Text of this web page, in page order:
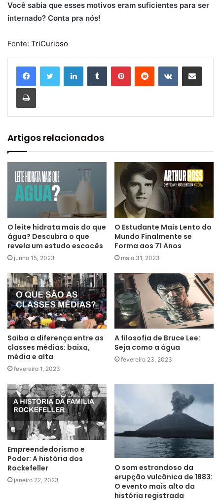
Você sabia que esses motivos eram suficientes para ser
internado? Conta pra nós!
Fonte: TriCurioso
Artigos relacionados
O leite hidrata mais do que
água? Descubra o que
revela um estudo escocês
junho 15, 2023
O Estudante Mais Lento do
Mundo Finalmente se
Forma aos 71 Anos
maio 31, 2023
Saiba a diferença entre as
classes médias: baixa,
média e alta
fevereiro 1, 2023
A filosofia de Bruce Lee:
Seja como a água
fevereiro 23, 2023
Empreendedorismo e
Poder: A história dos
Rockefeller
janeiro 22, 2023
O som estrondoso da
erupção vulcânica de 1883:
O evento mais alto da
história registrada